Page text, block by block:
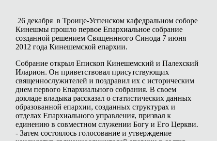
26 декабря в Троице-Успенском кафедральном соборе
Кинешмы прошло первое Епархиальное собрание
созданной решением Священнного Синода 7 июня
2012 года Кинешемской епархии.
Собрание открыл Епископ Кинешемский и Палехский
Иларион. Он приветствовал присутствующих
священнослужителей и поздравил их с историческим
днем первого Епархиального собрания. В своем
докладе владыка рассказал о статистических данных
образованной епархии, созданных структурах и
отделах Епархиального управления, призвал к
единению в совместном служении Богу и Его Церкви.
- Затем состоялось голосование и утверждение